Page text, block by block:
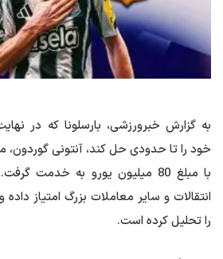
به گزارش خبرورزشی، بارسلونا که در
خود را تا حدودی حل کند، آنتونی گوردون،
با مبلغ 80 میلیون یورو به
انتقالات و سایر معاملات بزرگ امتیاز
را تحلیل کرده است.